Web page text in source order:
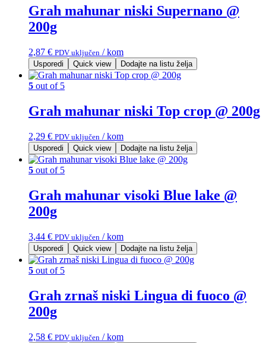
Grah mahunar niski Supernano @
200g
2,87 € PDV uključen / kom
Usporedi Quick view Dodajte na listu želja
5 out of 5
Grah mahunar niski Top crop @ 200g
2,29 € PDV uključen / kom
Usporedi Quick view Dodajte na listu želja
5 out of 5
Grah mahunar visoki Blue lake @
200g
3,44 € PDV uključen / kom
Usporedi Quick view Dodajte na listu želja
5 out of 5
Grah zrnaš niski Lingua di fuoco @
200g
2,58 € PDV uključen / kom